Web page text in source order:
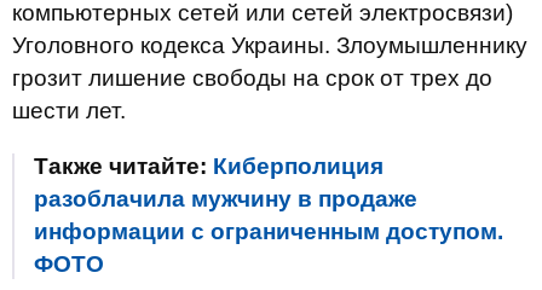
компьютерных сетей или сетей электросвязи)
Уголовного кодекса Украины. Злоумышленнику
грозит лишение свободы на срок от трех до
шести лет.
Также читайте: Киберполиция
разоблачила мужчину в продаже
информации с ограниченным доступом.
ФОТО